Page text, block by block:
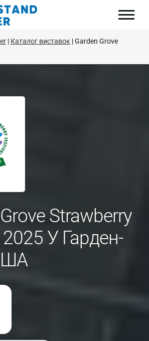
Каталог виставок Garden Grove
Strawberry
У Гарден-